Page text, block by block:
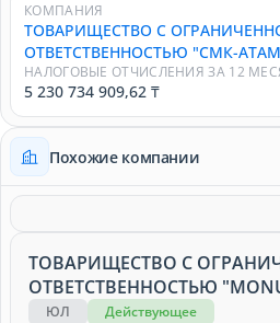
КОМПАНИЯ
ТОВАРИЩЕСТВО С
ОТВЕТСТВЕННОСТЬЮ "СМК-
НАЛОГОВЫЕ ОТЧИСЛЕНИЯ ЗА 12
5 230 734 909,62 ₸
Похожие компании
ТОВАРИЩЕСТВО С
ОТВЕТСТВЕННОСТЬЮ
ЮЛ
Действующее